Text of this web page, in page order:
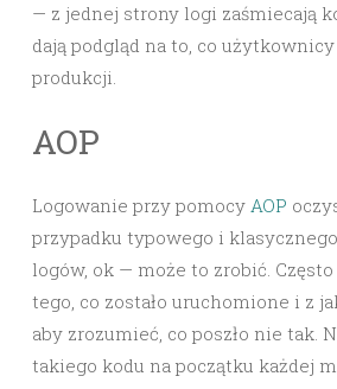
— z jednej strony logi zaśmiecają
dają podgląd na to, co
produkcji.
AOP
Logowanie przy pomocy AOP
przypadku typowego i
logów, ok — może to zrobić.
tego, co zostało uruchomione i z
aby zrozumieć, co poszło nie tak.
takiego kodu na początku każdej